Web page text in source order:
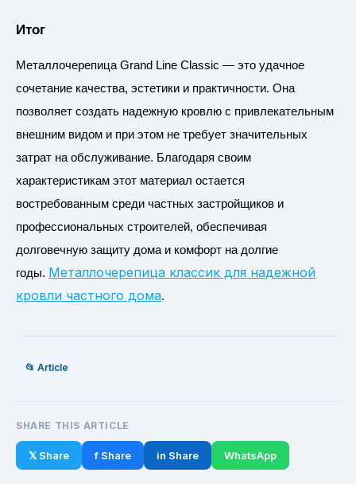
Итог
Металлочерепица Grand Line Classic — это удачное
сочетание качества, эстетики и практичности. Она
позволяет создать надежную кровлю с привлекательным
внешним видом и при этом не требует значительных
затрат на обслуживание. Благодаря своим
характеристикам этот материал остается
востребованным среди частных застройщиков и
профессиональных строителей, обеспечивая
долговечную защиту дома и комфорт на долгие
годы. Металлочерепица классик для надежной
кровли частного дома.
📂 Article
SHARE THIS ARTICLE
𝕏 Share f Share in Share WhatsApp